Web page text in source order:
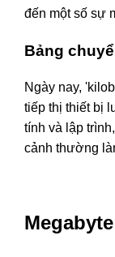
đến một số sự
Bảng
Ngày nay,
tiếp thị thiết bị
tính và lập
cảnh thường
Megabyte